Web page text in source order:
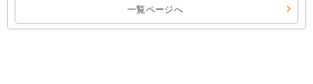
一覧ページへ